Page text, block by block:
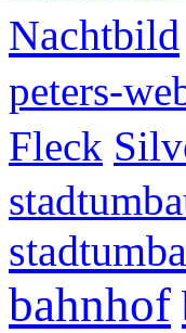
Nachtbild
peters-
Fleck
bahnhof